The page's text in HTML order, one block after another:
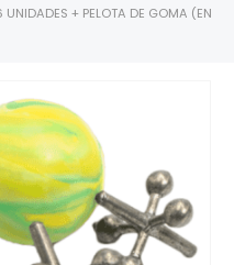
+ PELOTA DE GOMA (EN